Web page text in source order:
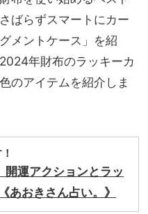
ばらずスマートにカー
メントケース」を紹
年財布のラッキーカ
のアイテムを紹介しま
開運アクションとラッ
あおきさん占い。》